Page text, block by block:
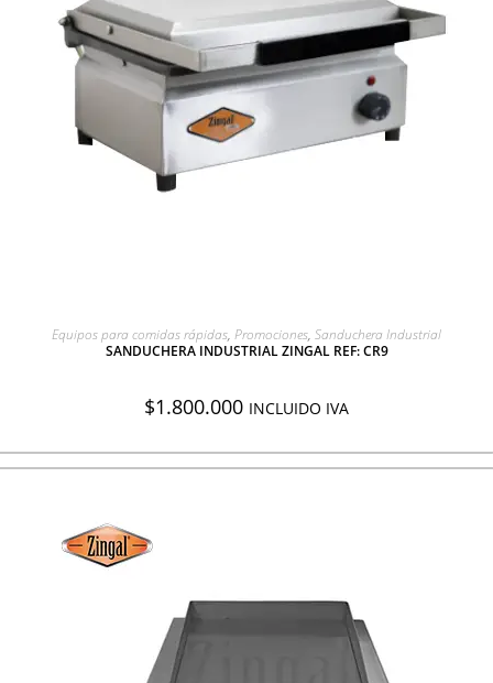
AGREGAR A COTIZACIÓN
Equipos para comidas rápidas, Promociones, Sanduchera Industrial
SANDUCHERA INDUSTRIAL ZINGAL REF: CR9
$1.800.000 INCLUIDO IVA